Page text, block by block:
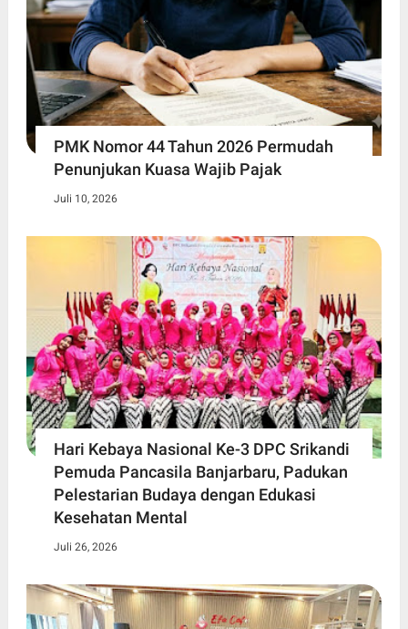
PMK Nomor 44 Tahun 2026 Permudah
Penunjukan Kuasa Wajib Pajak
Juli 10, 2026
Hari Kebaya Nasional Ke-3 DPC Srikandi
Pemuda Pancasila Banjarbaru, Padukan
Pelestarian Budaya dengan Edukasi
Kesehatan Mental
Juli 26, 2026